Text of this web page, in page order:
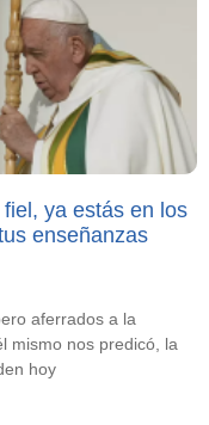
ya estás en los
enseñanzas
aferrados a la
mismo nos predicó, la
hoy